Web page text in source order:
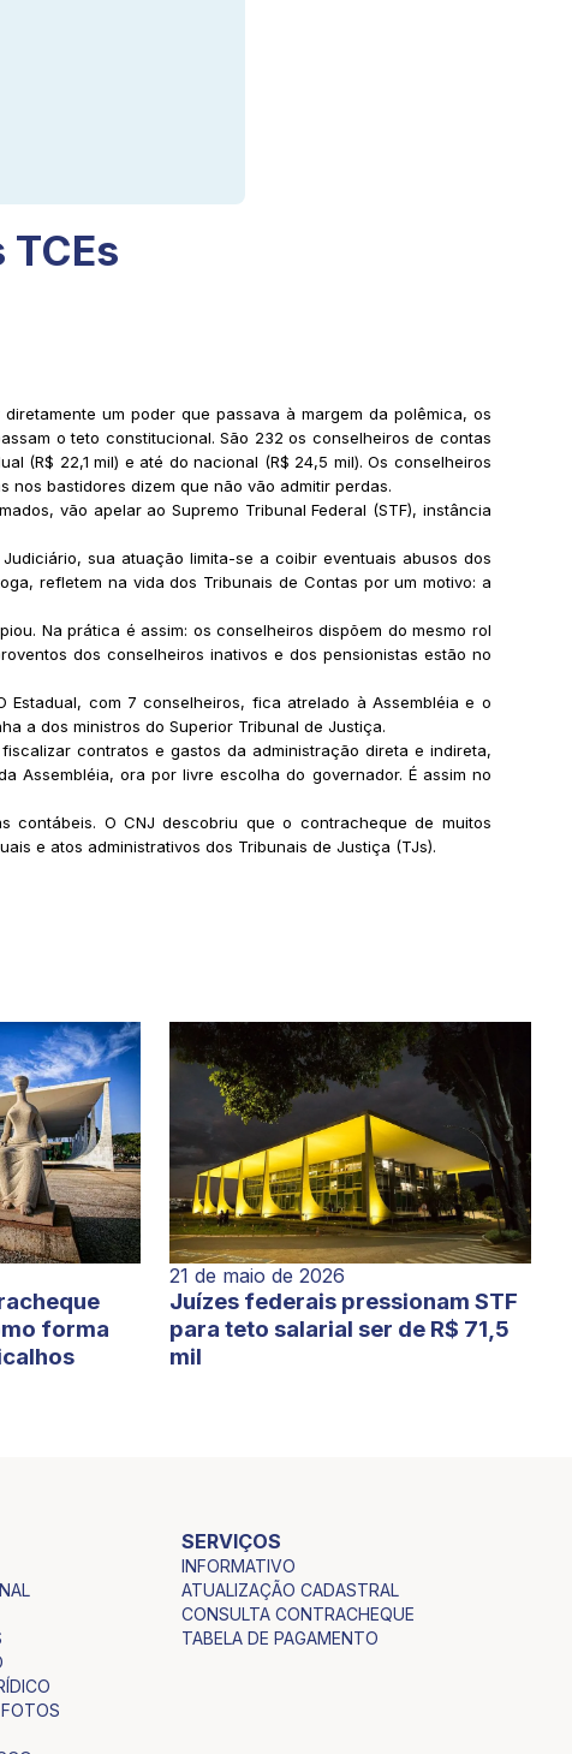
um poder que passava à margem da polêmica, os
o teto constitucional. São 232 os conselheiros de contas
(R$ 22,1 mil) e até do nacional (R$ 24,5 mil). Os conselheiros
bastidores dizem que não vão admitir perdas.
vão apelar ao Supremo Tribunal Federal (STF), instância
sua atuação limita-se a coibir eventuais abusos dos
refletem na vida dos Tribunais de Contas por um motivo: a
Na prática é assim: os conselheiros dispõem do mesmo rol
dos conselheiros inativos e dos pensionistas estão no
com 7 conselheiros, fica atrelado à Assembléia e o
a dos ministros do Superior Tribunal de Justiça.
contratos e gastos da administração direta e indireta,
Assembléia, ora por livre escolha do governador. É assim no
O CNJ descobriu que o contracheque de muitos
e atos administrativos dos Tribunais de Justiça (TJs).
forma
21 de maio de 2026
Juízes federais pressionam STF
para teto salarial ser de R$ 71,5
mil
SERVIÇOS
INFORMATIVO
ATUALIZAÇÃO CADASTRAL
CONSULTA CONTRACHEQUE
TABELA DE PAGAMENTO